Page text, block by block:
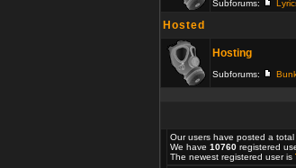
Subforums:
Hosted
Hosting
Subforums:
Our users have posted a total
We have 10760 registered
The newest registered user is